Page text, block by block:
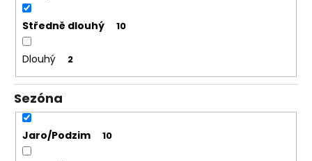
Středně dlouhý 10
Dlouhý 2
Sezóna
Jaro/Podzim 10